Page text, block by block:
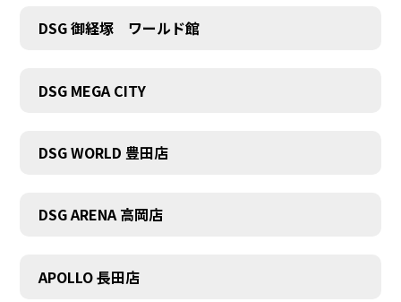
DSG 御経塚 ワールド館
DSG MEGA CITY
DSG WORLD 豊田店
DSG ARENA 高岡店
APOLLO 長田店